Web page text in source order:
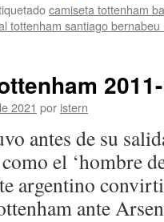
camiseta tottenham
tottenham santiago bernabeu
2021 por istern
antes de su
el ‘hombre
argentino
ante